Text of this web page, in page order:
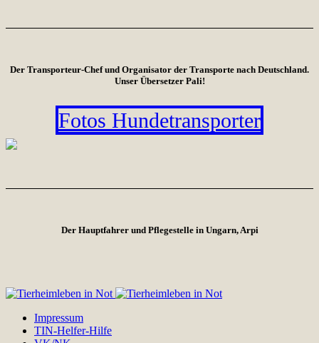
Der Transporteur-Chef und Organisator der Transporte nach Deutschland.
Unser Übersetzer Pali!
Fotos Hundetransporter
Der Hauptfahrer und Pflegestelle in Ungarn, Arpi
Impressum
TIN-Helfer-Hilfe